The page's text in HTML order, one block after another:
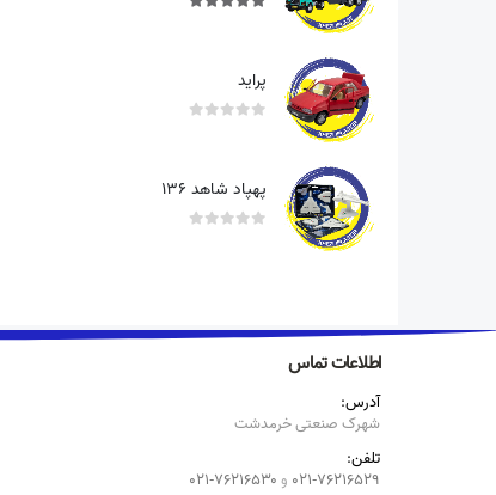
پراید
پهپاد شاهد ۱۳۶
اطلاعات تماس
آدرس:
شهرک صنعتی خرمدشت
تلفن:
۰۲۱-۷۶۲۱۶۵۲۹ و۷۶۲۱۶۵۳۰-۰۲۱